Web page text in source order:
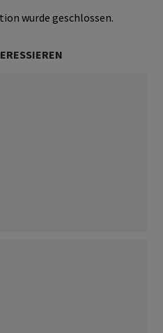
wurde geschlossen.